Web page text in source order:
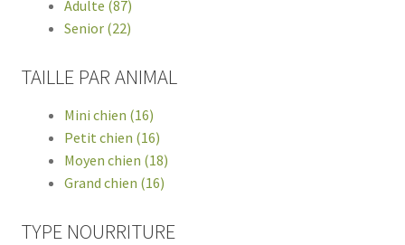
Adulte (87)
Senior (22)
TAILLE PAR ANIMAL
Mini chien (16)
Petit chien (16)
Moyen chien (18)
Grand chien (16)
TYPE NOURRITURE